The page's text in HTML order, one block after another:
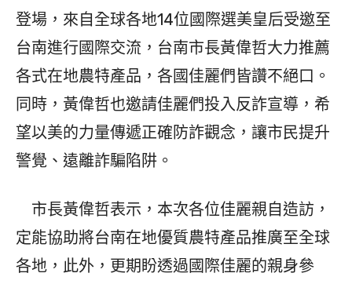
登場，來自全球各地14位國際選美皇后受邀至
台南進行國際交流，台南市長黃偉哲大力推薦
各式在地農特產品，各國佳麗們皆讚不絕口。
同時，黃偉哲也邀請佳麗們投入反詐宣導，希
望以美的力量傳遞正確防詐觀念，讓市民提升
警覺、遠離詐騙陷阱。
市長黃偉哲表示，本次各位佳麗親自造訪，
定能協助將台南在地優質農特產品推廣至全球
各地，此外，更期盼透過國際佳麗的親身參